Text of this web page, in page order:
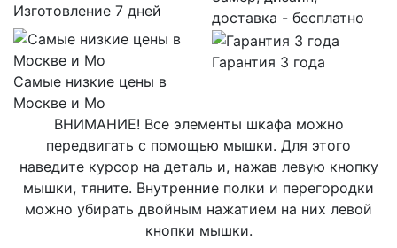
Изготовление 7 дней
доставка - бесплатно
Самые низкие цены в
Москве и Мо
Гарантия 3 года
ВНИМАНИЕ! Все элементы шкафа можно
передвигать с помощью мышки. Для этого
наведите курсор на деталь и, нажав левую кнопку
мышки, тяните. Внутренние полки и перегородки
можно убирать двойным нажатием на них левой
кнопки мышки.